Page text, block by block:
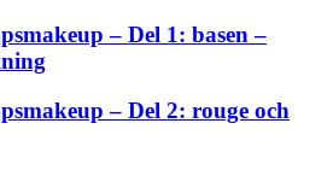
– Del 1: basen –
– Del 2: rouge och